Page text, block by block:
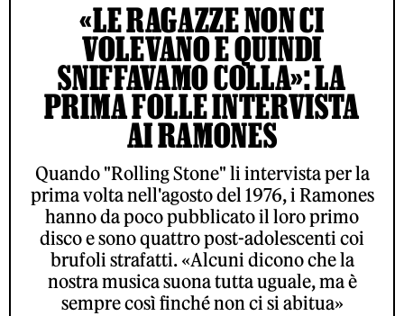
«LE RAGAZZE NON CI
VOLEVANO E QUINDI
SNIFFAVAMO COLLA»: LA
PRIMA FOLLE INTERVISTA
AI RAMONES
Quando "Rolling Stone" li intervista per la
prima volta nell'agosto del 1976, i Ramones
hanno da poco pubblicato il loro primo
disco e sono quattro post-adolescenti coi
brufoli strafatti. «Alcuni dicono che la
nostra musica suona tutta uguale, ma è
sempre così finché non ci si abitua»